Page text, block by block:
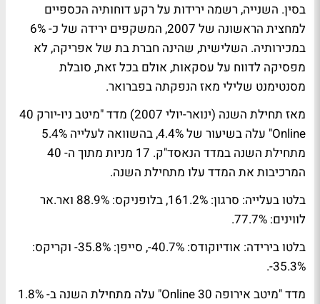
בסין. השנייה, רשמה ירידות על רקע דוחותיה הכספיים
למחצית הראשונה של 2007, המשקפים ירידה של כ- 6%
במכירותיה. השלישית, שהינה חברת בת של אפריקה, לא
מפסיקה לדווח על עסקאות, אולם בכל זאת, סובלת
מסנטימנט שלילי מאז הנפקתה בפברואר.
מאז תחילת השנה (ינואר-יולי 2007) מדד "מיטב ניו-יורק 40
Online" עלה בשיעור של 4.4%, בהשוואה לעלייה 5.4%
מתחילת השנה במדד הנאסד"ק. 17 מניות מתוך ה- 40
המרכיבות את המדד עלו מתחילת השנה.
בלטו בעלייה: סרגון: 161.2%, בלופניקס: 88.9% ואר.אר
לווינים: 77.7%.
בלטו בירידה: אודיוקודס: 40.7%-, סייפן: 35.8%- וקריקס:
35.3%-.
מדד "מיטב אירופה 30 Online" עלה מתחילת השנה ב- 1.8%